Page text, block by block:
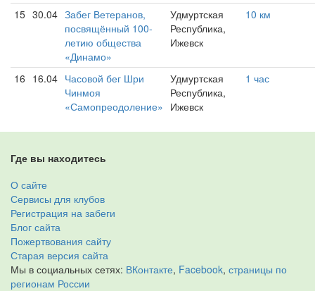
15 30.04 Забег Ветеранов,
посвящённый 100-
летию общества
«Динамо»
Удмуртская
Республика,
Ижевск
10 км
16 16.04 Часовой бег Шри
Чинмоя
«Самопреодоление»
Удмуртская
Республика,
Ижевск
1 час
Где вы находитесь
О сайте
Сервисы для клубов
Регистрация на забеги
Блог сайта
Пожертвования сайту
Старая версия сайта
Мы в социальных сетях: ВКонтакте, Facebook, страницы по
регионам России